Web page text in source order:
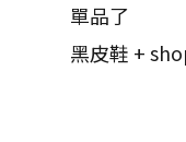
單品了
黑皮鞋 +